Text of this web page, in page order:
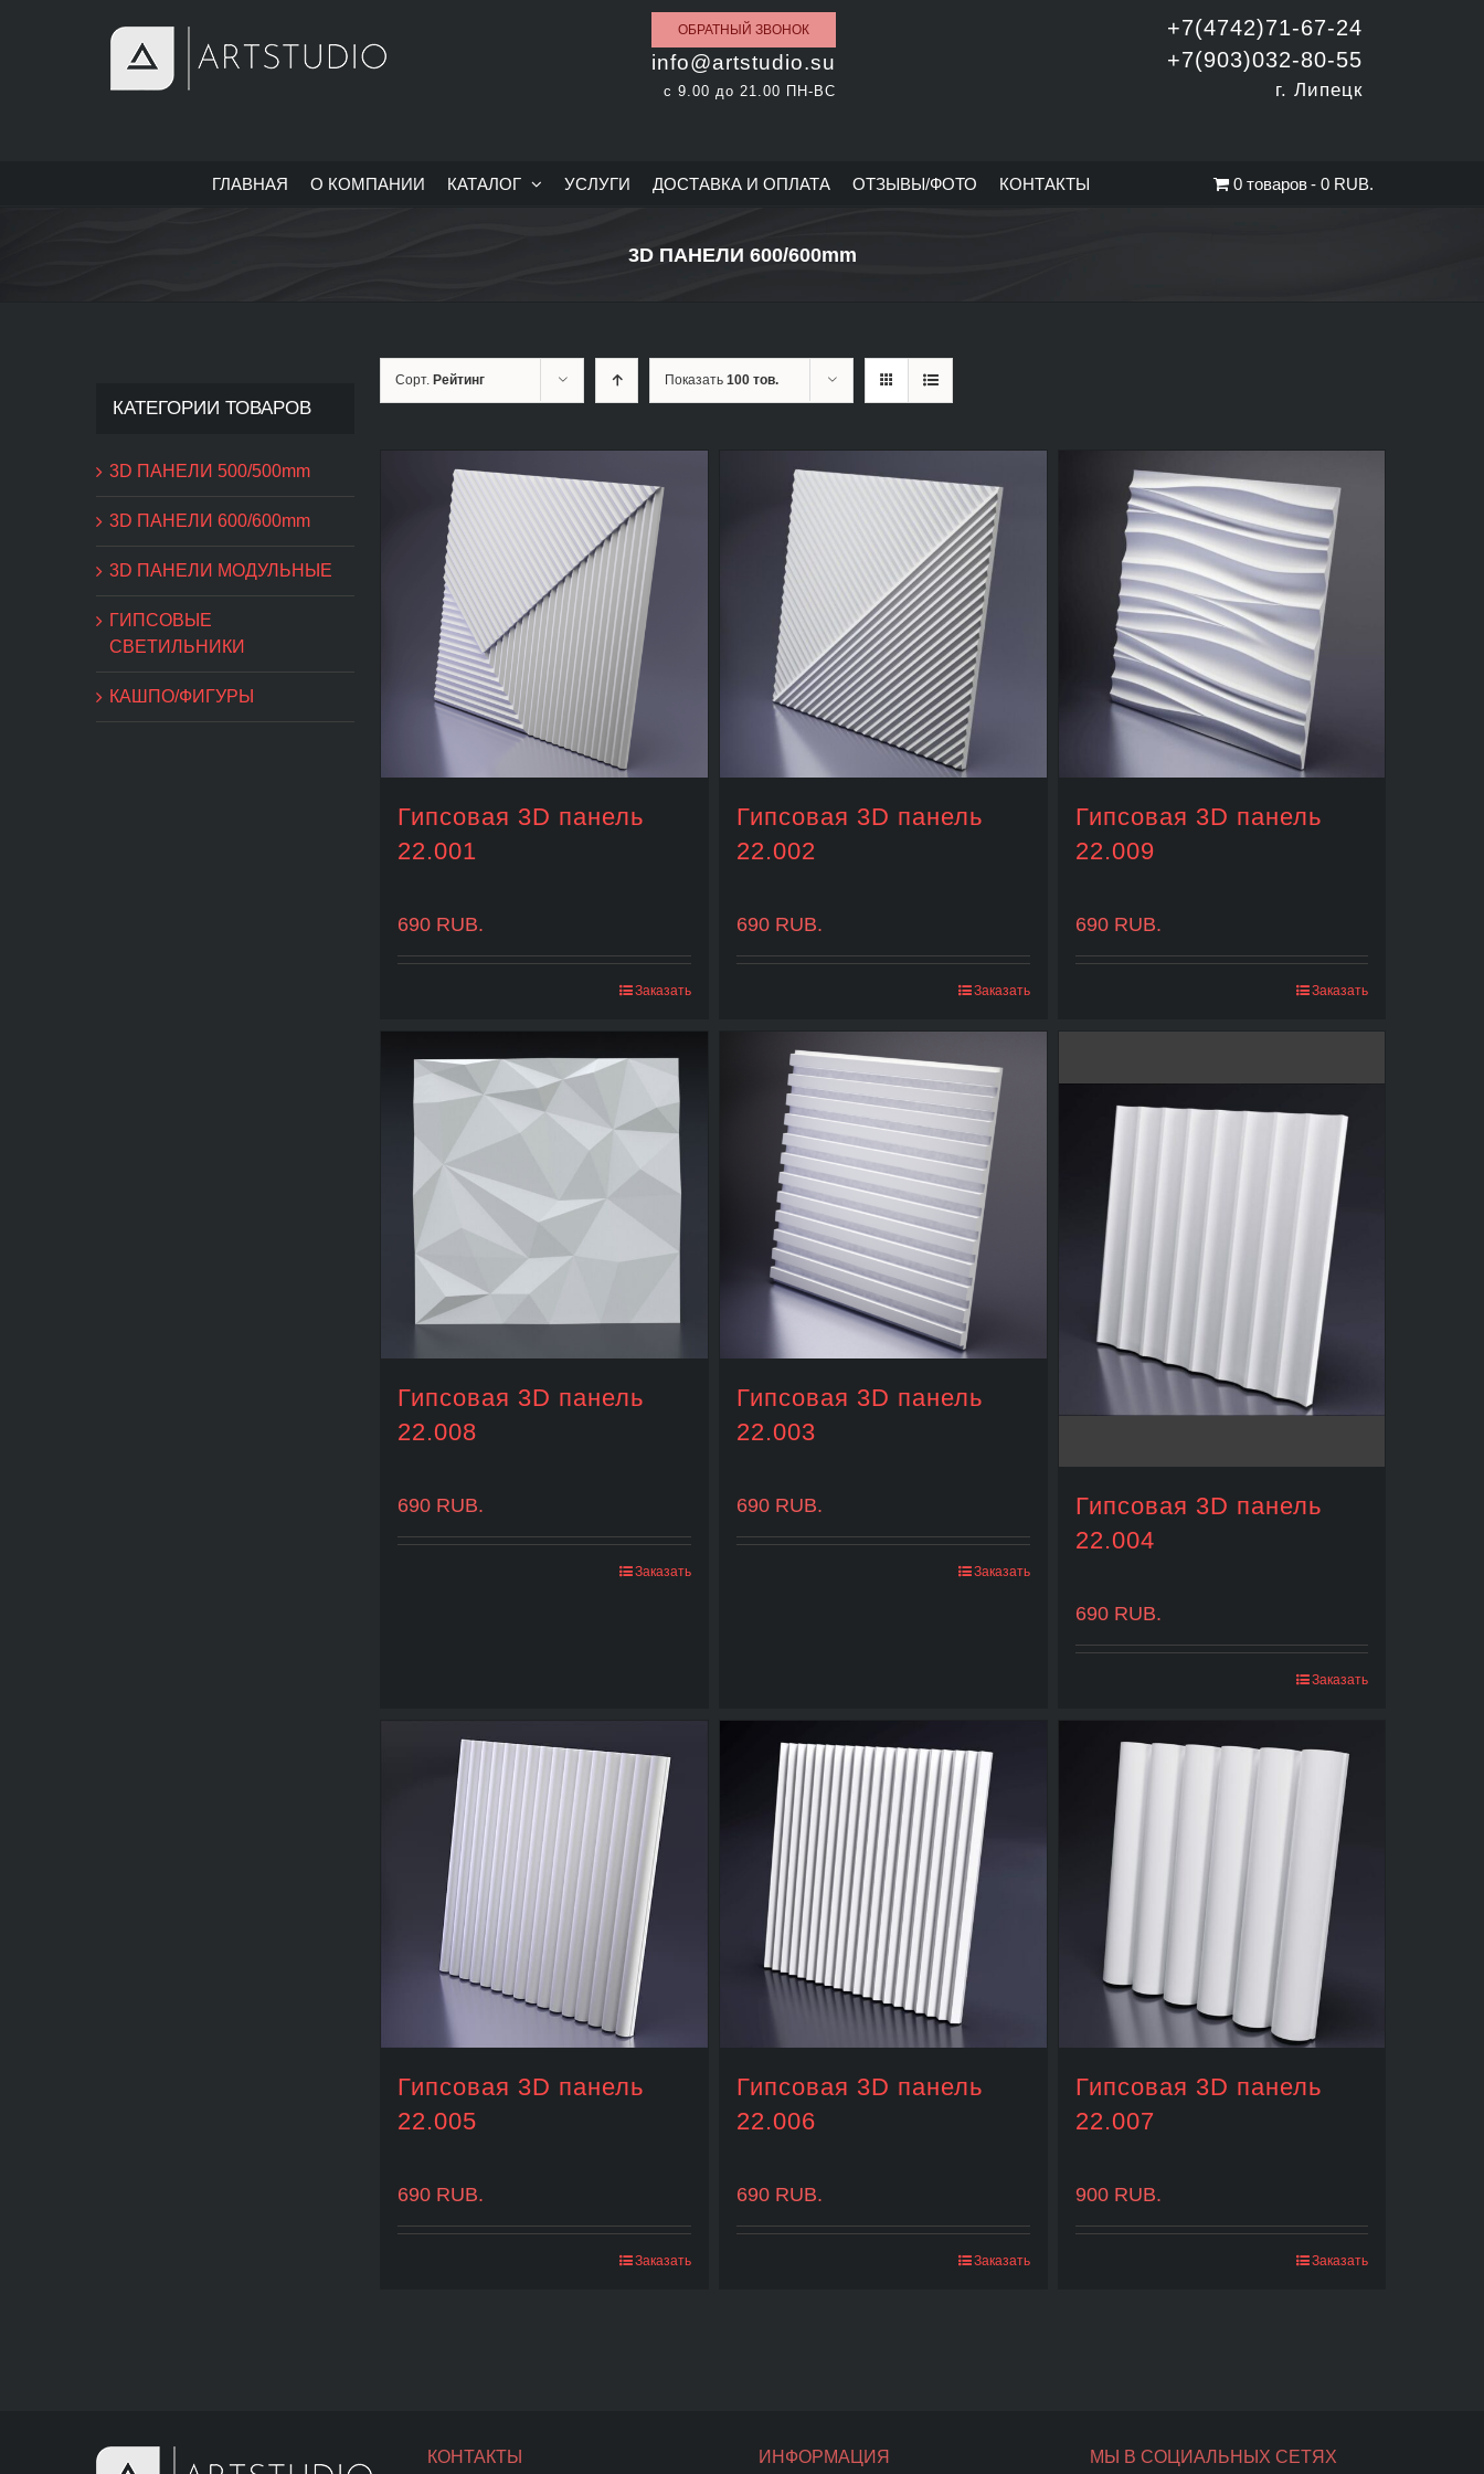
ОБРАТНЫЙ ЗВОНОК
info@artstudio.su
с 9.00 до 21.00 ПН-ВС
+7(4742)71-67-24
+7(903)032-80-55
г. Липецк
ГЛАВНАЯ О КОМПАНИИ КАТАЛОГ УСЛУГИ ДОСТАВКА И ОПЛАТА ОТЗЫВЫ/ФОТО КОНТАКТЫ 0 товаров 0 RUB.
3D ПАНЕЛИ 600/600mm
Сорт. Рейтинг Показать100 тов.
Гипсовая 3D панель
22.001
690 RUB.
Заказать
Гипсовая 3D панель
22.002
690 RUB.
Заказать
Гипсовая 3D панель
22.009
690RUB.
Заказать
Гипсовая 3D панель
22.008
690 RUB.
Заказать
Гипсовая 3D панель
22.003
690 RUB.
Заказать
Гипсовая 3D панель
22.004
690RUB.
Заказать
Гипсовая 3D панель
22.005
690 RUB.
Заказать
Гипсовая 3D панель
22.006
690 RUB.
Заказать
Гипсовая 3D панель
22.007
900RUB.
Заказать
КАТЕГОРИИ ТОВАРОВ
3D ПАНЕЛИ 500/500mm
3D ПАНЕЛИ 600/600mm
3D ПАНЕЛИ МОДУЛЬНЫЕ
ГИПСОВЫЕ
СВЕТИЛЬНИКИ
КАШПО/ФИГУРЫ
КОНТАКТЫ ИНФОРМАЦИЯ МЫ В СОЦИАЛЬНЫХ СЕТЯХ